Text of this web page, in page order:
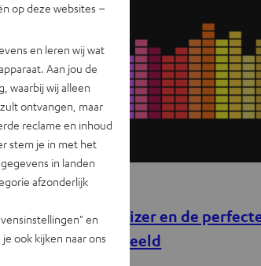
Weetjes
De equalizer en de
geluidsbeeld
op deze websites –
en leren wij wat
Aan jou de
waarbij wij alleen
ontvangen, maar
reclame en inhoud
stem je in met het
in landen
afzonderlijk
en
ook kijken naar ons